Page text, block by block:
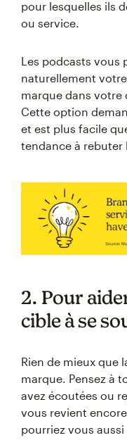
pour lesquelles ils
ou service.
Les podcasts vous
naturellement
marque dans
Cette option
et est plus facile
tendance à rebuter
2. Pour
cible à se
Rien de mieux que
marque. Pensez à
avez écoutées ou
vous revient
pourriez vous